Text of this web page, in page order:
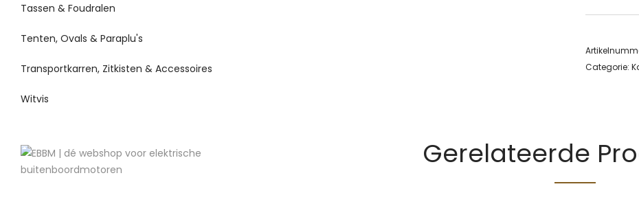
Categorie:
Gerelateerde
Tassen & Foudralen
Tenten, Ovals & Paraplu's
Transportkarren, Zitkisten & Accessoires
Witvis